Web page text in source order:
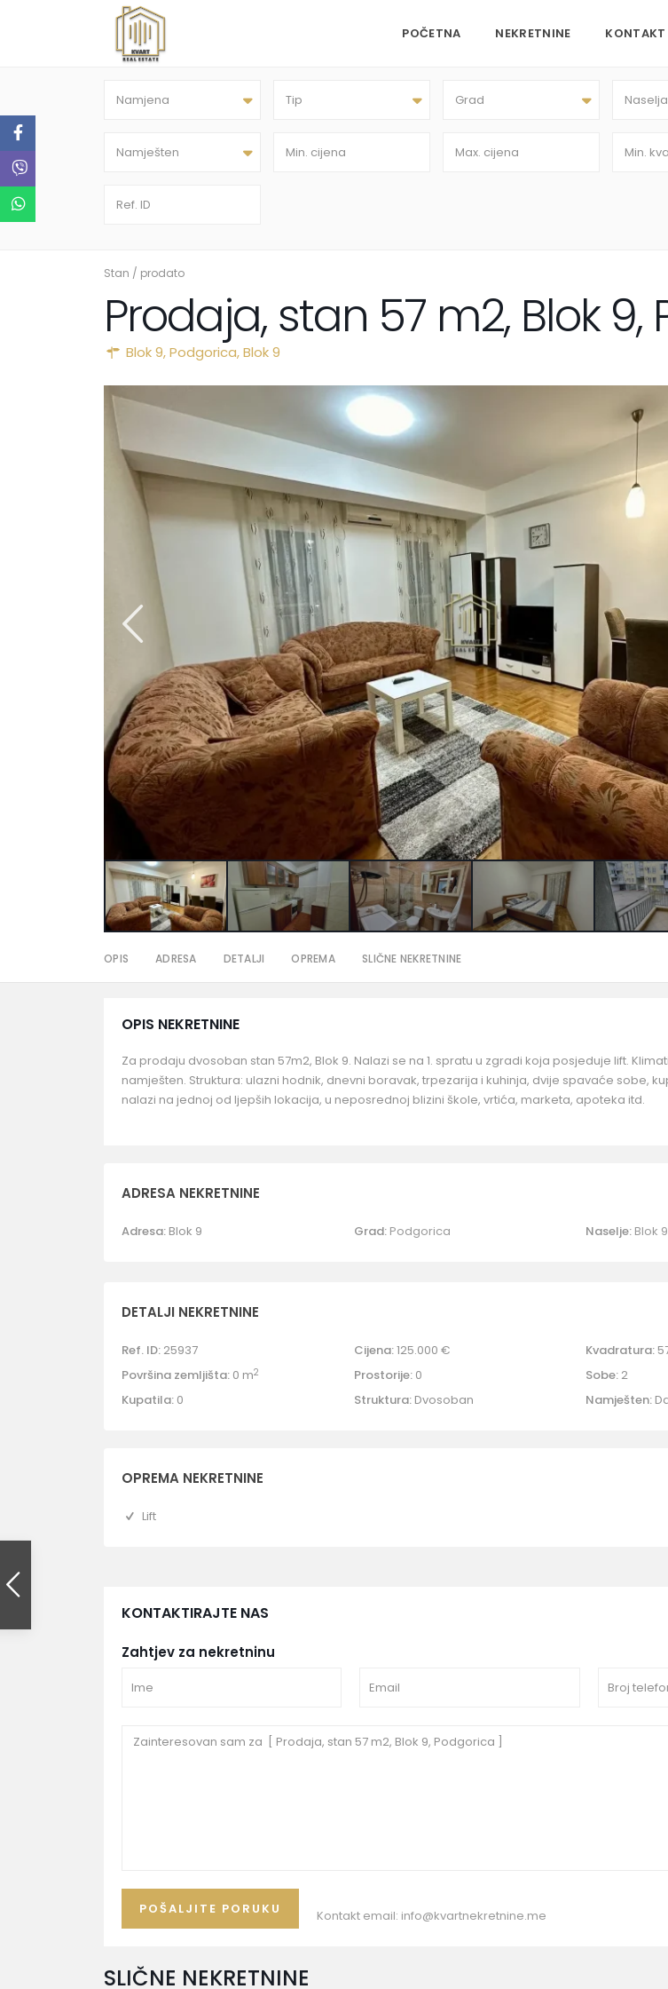
POČETNA NEKRETNINE KONTAKT
Namjena Tip Grad Naselja
Namješten
Stan / prodato
Prodaja, stan 57 m2, Blok 9,
Blok 9,Podgorica,Blok 9
OPIS ADRESA DETALJI OPREMA SLIČNE NEKRETNINE
OPIS NEKRETNINE
Za prodaju dvosoban stan 57m2, Blok 9. Nalazi se na 1. spratu u zgradi koja posjeduje lift.
namješten. Struktura: ulazni hodnik, dnevni boravak, trpezarija i kuhinja, dvije spavaće sobe,
nalazi na jednoj od ljepših lokacija, u neposrednoj blizini škole, vrtića, marketa, apoteka itd.
ADRESA NEKRETNINE
Adresa: Blok 9 Grad: Podgorica Naselje: Blok 9
DETALJI NEKRETNINE
Ref. ID: 25937 Cijena:125.000 € Kvadratura:
Površina zemljišta: 0 m2 Prostorije:0 Sobe: 2
Kupatila: 0 Struktura:Dvosoban Namješten:
OPREMA NEKRETNINE
Lift
KONTAKTIRAJTE NAS
Zahtjev za nekretninu
Kontakt email: info@kvartnekretnine.me
SLIČNE NEKRETNINE